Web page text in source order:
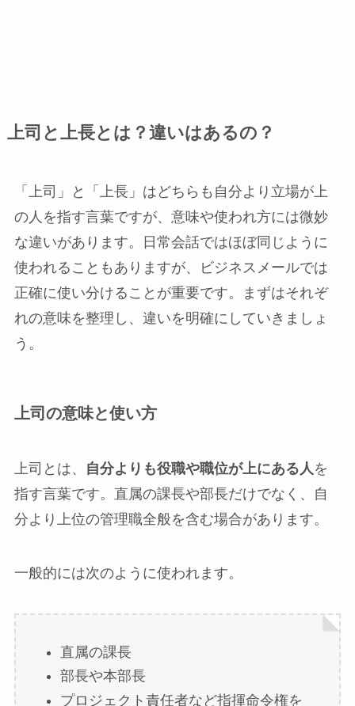
上司と上長とは？違いはあるの？
「上司」と「上長」はどちらも自分より立場が上
の人を指す言葉ですが、意味や使われ方には微妙
な違いがあります。日常会話ではほぼ同じように
使われることもありますが、ビジネスメールでは
正確に使い分けることが重要です。まずはそれぞ
れの意味を整理し、違いを明確にしていきましょ
う。
上司の意味と使い方
上司とは、 自分よりも役職や職位が上にある人 を
指す言葉です。直属の課長や部長だけでなく、自
分より上位の管理職全般を含む場合があります。
一般的には次のように使われます。
直属の課長
部長や本部長
プロジェクト責任者など指揮命令権を